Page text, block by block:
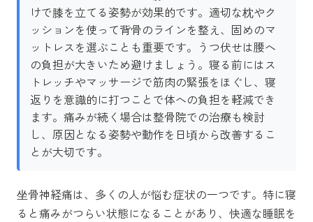
けで膝を立てる姿勢が効果的です。適切な枕やク
ッションを使って背骨のラインを整え、固めのマ
ットレスを選ぶことも重要です。うつ伏せは腰へ
の負担が大きいため避けましょう。寝る前にはス
トレッチやマッサージで筋肉の緊張をほぐし、寝
返りを意識的に打つことで体への負担を軽減でき
ます。痛みが続く場合は整骨院での治療も検討
し、原因となる姿勢や動作を日頃から改善するこ
とが大切です。
坐骨神経痛は、多くの人が悩む症状の一つです。特に寝
ると痛みがつらい状態になることがあり、快適な睡眠を